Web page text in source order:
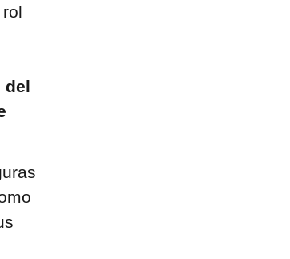
del